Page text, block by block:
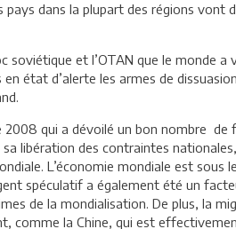
dans la plupart des régions vont
soviétique et l’OTAN que le monde
état d’alerte les armes de
qui a dévoilé un bon nombre de
libération des contraintes
L’économie mondiale est sous
spéculatif a également été un
de la mondialisation. De plus, la
la Chine, qui est